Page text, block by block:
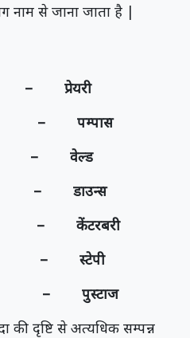
नाम से जाना जाता है |
– प्रेयरी
पम्पास
– वेल्ड
डाउन्स
केंटरबरी
स्टेपी
की दृष्टि से अत्यधिक सम्पन्न